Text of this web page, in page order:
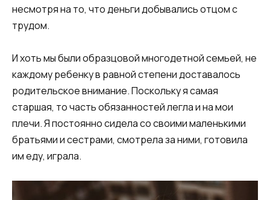
несмотря на то, что деньги добывались отцом с
трудом.
И хоть мы были образцовой многодетной семьей, не
каждому ребенку в равной степени доставалось
родительское внимание. Поскольку я самая
старшая, то часть обязанностей легла и на мои
плечи. Я постоянно сидела со своими маленькими
братьями и сестрами, смотрела за ними, готовила
им еду, играла.